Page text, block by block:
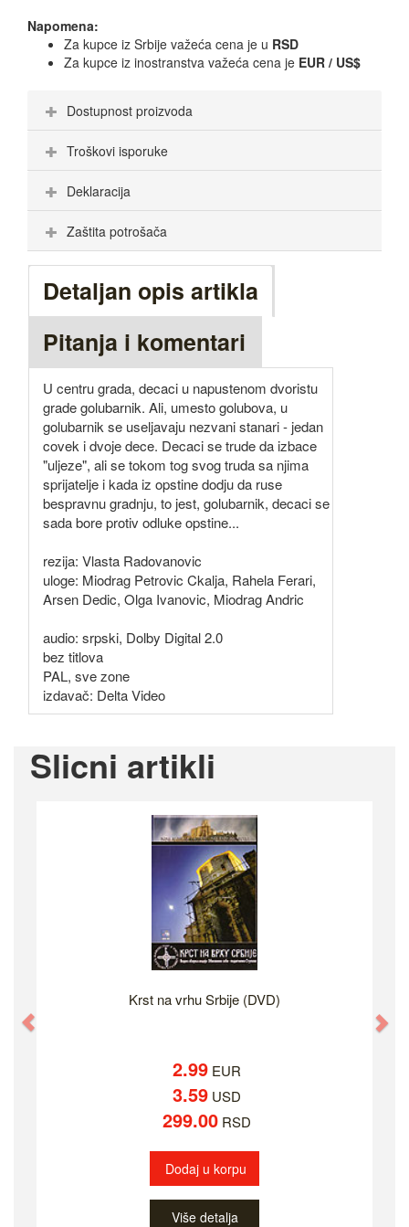
Napomena:
Za kupce iz Srbije važeća cena je u RSD
Za kupce iz inostranstva važeća cena je EUR / US$
Dostupnost proizvoda
Troškovi isporuke
Deklaracija
Zaštita potrošača
Detaljan opis artikla
Pitanja i komentari
U centru grada, decaci u napustenom dvoristu
grade golubarnik. Ali, umesto golubova, u
golubarnik se useljavaju nezvani stanari - jedan
covek i dvoje dece. Decaci se trude da izbace
"uljeze", ali se tokom tog svog truda sa njima
sprijatelje i kada iz opstine dodju da ruse
bespravnu gradnju, to jest, golubarnik, decaci se
sada bore protiv odluke opstine...
rezija: Vlasta Radovanovic
uloge: Miodrag Petrovic Ckalja, Rahela Ferari,
Arsen Dedic, Olga Ivanovic, Miodrag Andric
audio: srpski, Dolby Digital 2.0
bez titlova
PAL, sve zone
izdavač: Delta Video
Slicni artikli
Krst na vrhu Srbije (DVD)
2.99 EUR
3.59 USD
299.00 RSD
Dodaj u korpu
Više detalja